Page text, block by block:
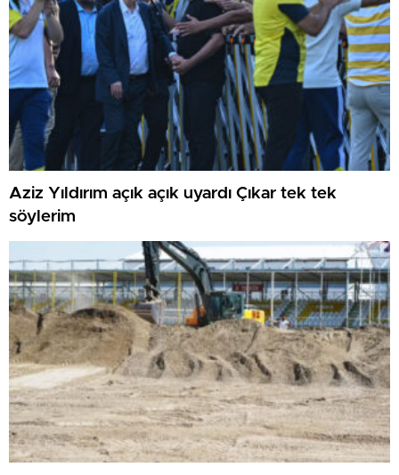
Aziz Yıldırım açık açık uyardı Çıkar tek tek
söylerim